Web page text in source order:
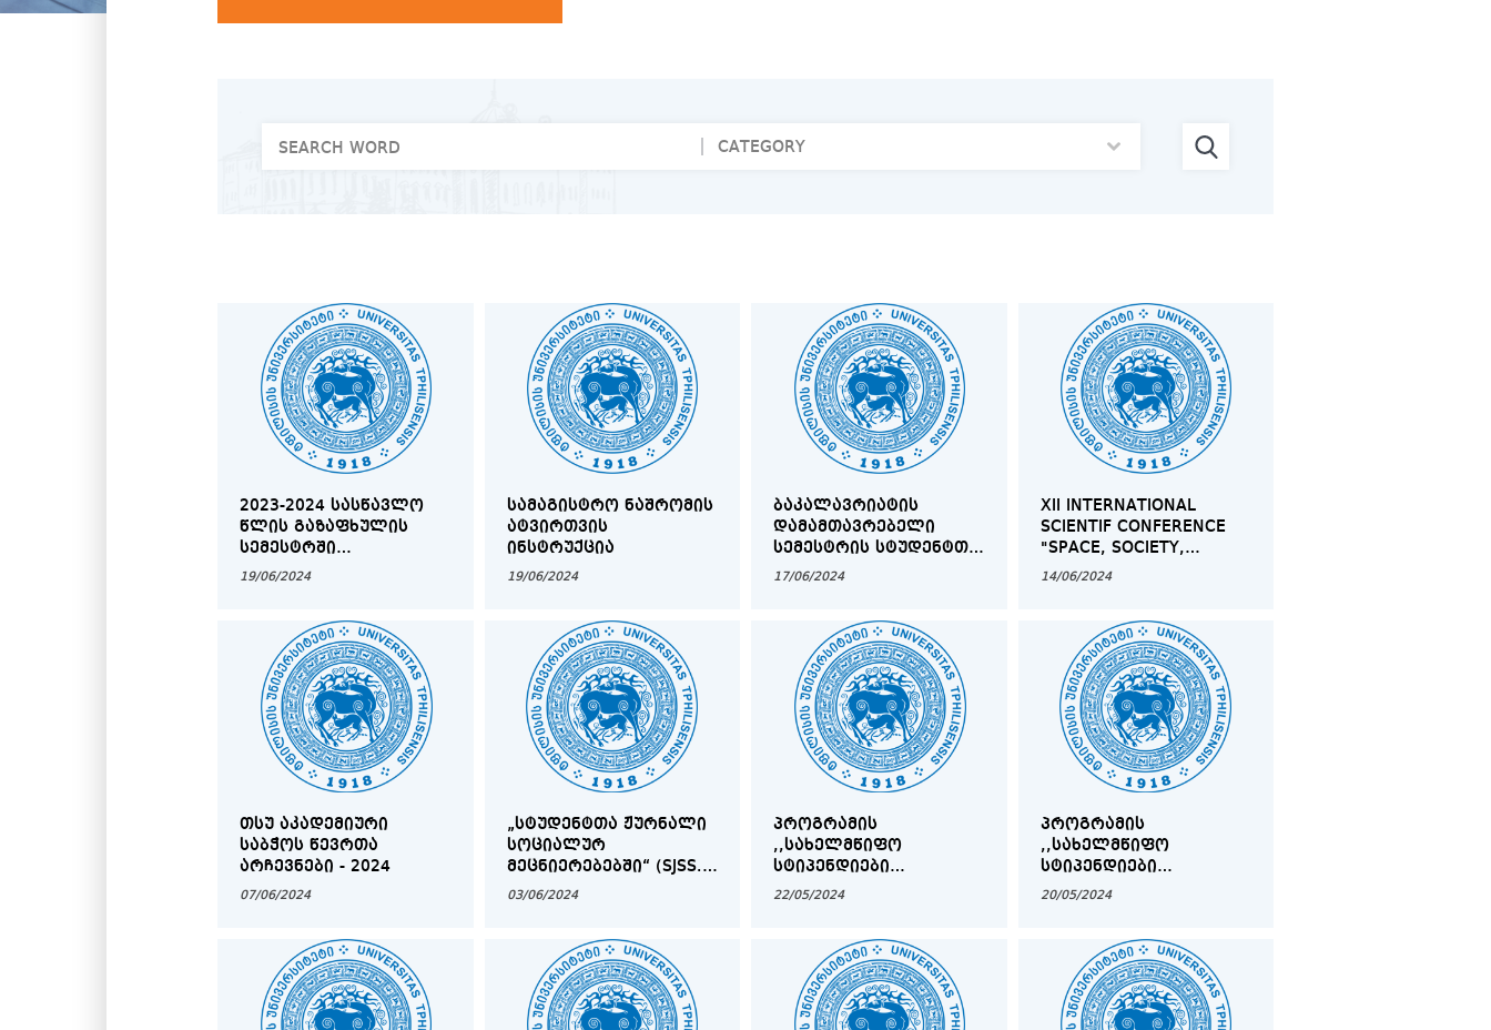
2023-2024 ᲡᲐᲡᲬᲐᲕᲚᲝ
ᲬᲚᲘᲡ ᲒᲐᲖᲐᲤᲮᲣᲚᲘᲡ
ᲡᲔᲛᲔᲡᲢᲠᲨᲘ
ᲡᲐᲛᲐᲒᲘᲡᲢᲠᲝ
19/06/2024
ᲡᲐᲛᲐᲒᲘᲡᲢᲠᲝ ᲜᲐᲨᲠᲝᲛᲘᲡ
ᲐᲢᲕᲘᲠᲗᲕᲘᲡ
ᲘᲜᲡᲢᲠᲣᲥᲪᲘᲐ
19/06/2024
ᲑᲐᲙᲐᲚᲐᲕᲠᲘᲐᲢᲘᲡ
ᲓᲐᲛᲐᲛᲗᲐᲕᲠᲔᲑᲔᲚᲘ
ᲡᲔᲛᲔᲡᲢᲠᲘᲡ ᲡᲢᲣᲓᲔᲜᲢᲗᲐ
ᲡᲐᲧᲣᲠᲐᲓᲦᲔᲑᲝᲓ
17/06/2024
XII INTERNATIONAL
SCIENTIF CONFERENCE
"SPACE, SOCIETY,
POLITICS" DEDICATED TO
14/06/2024
ᲗᲡᲣ ᲐᲙᲐᲓᲔᲛᲘᲣᲠᲘ
ᲡᲐᲑᲭᲝᲡ ᲬᲔᲕᲠᲗᲐ
ᲐᲠᲩᲔᲕᲜᲔᲑᲘ - 2024
07/06/2024
„ᲡᲢᲣᲓᲔᲜᲢᲗᲐ ᲟᲣᲠᲜᲐᲚᲘ
ᲡᲝᲪᲘᲐᲚᲣᲠ
ᲛᲔᲪᲜᲘᲔᲠᲔᲑᲔᲑᲨᲘ“ (SJSS.TSU.GE)
ᲐᲪᲮᲐᲓᲔᲑᲡ ᲡᲢᲐᲢᲘᲔᲑᲘᲡ
03/06/2024
ᲞᲠᲝᲒᲠᲐᲛᲘᲡ
,,ᲡᲐᲮᲔᲚᲛᲬᲘᲤᲝ
ᲡᲢᲘᲞᲔᲜᲓᲘᲔᲑᲘ
ᲡᲢᲣᲓᲔᲜᲢᲔᲑᲡ"
22/05/2024
ᲞᲠᲝᲒᲠᲐᲛᲘᲡ
,,ᲡᲐᲮᲔᲚᲛᲬᲘᲤᲝ
ᲡᲢᲘᲞᲔᲜᲓᲘᲔᲑᲘ
ᲡᲢᲣᲓᲔᲜᲢᲔᲑᲡ"
20/05/2024